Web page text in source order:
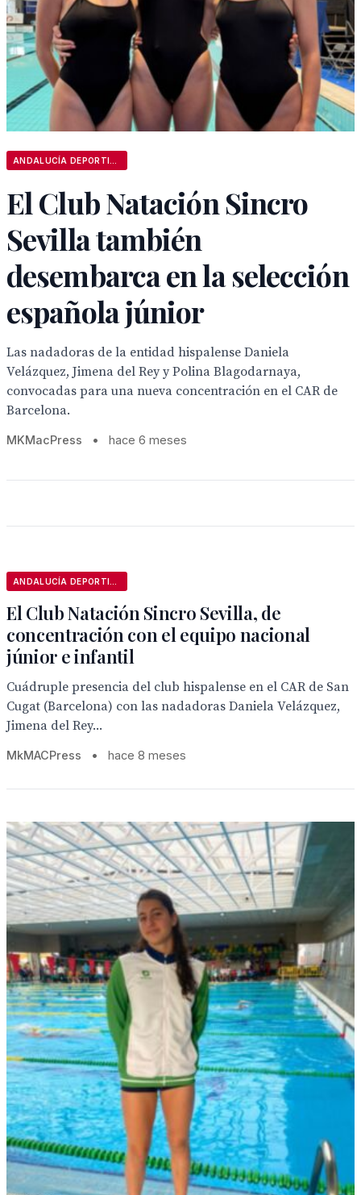
El Club Natación Sincro
Sevilla también
desembarca en la selección
española júnior
Las nadadoras de la entidad hispalense Daniela
Velázquez, Jimena del Rey y Polina Blagodarnaya,
convocadas para una nueva concentración en el CAR de
Barcelona.
MKMacPress • hace 6 meses
El Club Natación Sincro Sevilla, de
concentración con el equipo nacional
júnior e infantil
Cuádruple presencia del club hispalense en el CAR de San
Cugat (Barcelona) con las nadadoras Daniela Velázquez,
Jimena del Rey...
MkMACPress • hace 8 meses